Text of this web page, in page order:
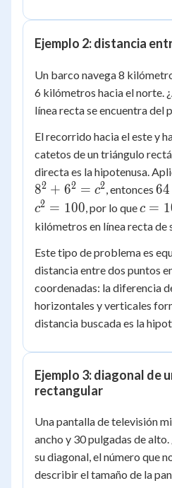
5^2
Ejemplo 2: distancia
Un barco navega 8
6 kilómetros hacia el norte.
línea recta se encuentra del
El recorrido hacia el este y
catetos de un triángulo
directa es la hipotenusa.
82 + 62 = c2 , entonces64
+
36
64
c2 = 100 , por lo quec
=
c =
kilómetros en línea recta de
Este tipo de problema es
distancia entre dos puntos
coordenadas: la diferencia
horizontales y verticales
distancia buscada es la
Ejemplo 3: diagonal de
rectangular
Una pantalla de televisión
ancho y 30 pulgadas de alto.
su diagonal, el número que
describir el tamaño de la